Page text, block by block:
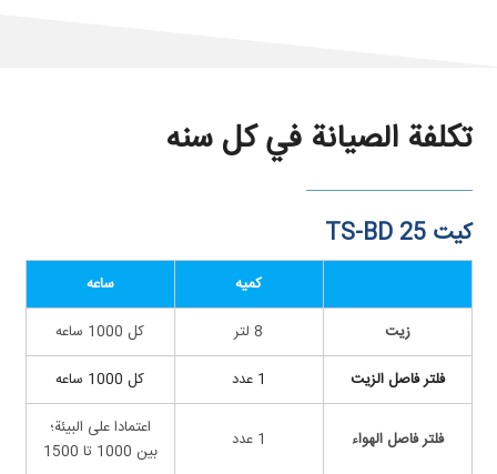
تكلفة الصيانة في کل سنه
کیت TS-BD 25
کمیه
ساعه
زیت
8 لتر
کل 1000 ساعه
فلتر فاصل الزیت
1 عدد کل 1000 ساعه
فلتر فاصل الهواء 1 عدد
اعتمادا على البيئة؛
بین 1000 تا 1500